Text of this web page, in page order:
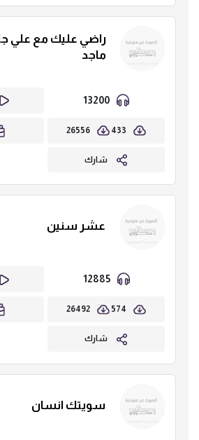
راضي عليك مع علي
ماجد
433
26556
شارك
عشر سنين
12885
574
26492
شارك
سويتك انسان